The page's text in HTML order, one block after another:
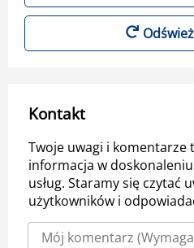
Kontakt
Twoje uwagi i komentarze
informacja w
usług. Staramy się czytać
użytkowników i